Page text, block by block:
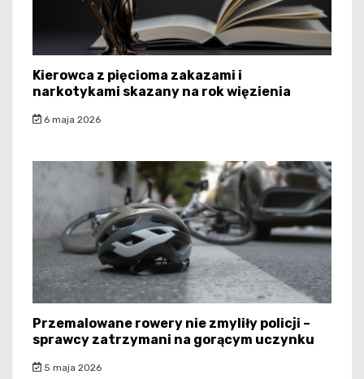
Kierowca z pięcioma zakazami i
narkotykami skazany na rok więzienia
6 maja 2026
Przemalowane rowery nie zmyliły policji –
sprawcy zatrzymani na gorącym uczynku
5 maja 2026